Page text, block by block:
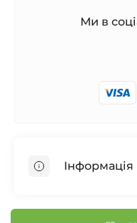
Ми в
Інформація